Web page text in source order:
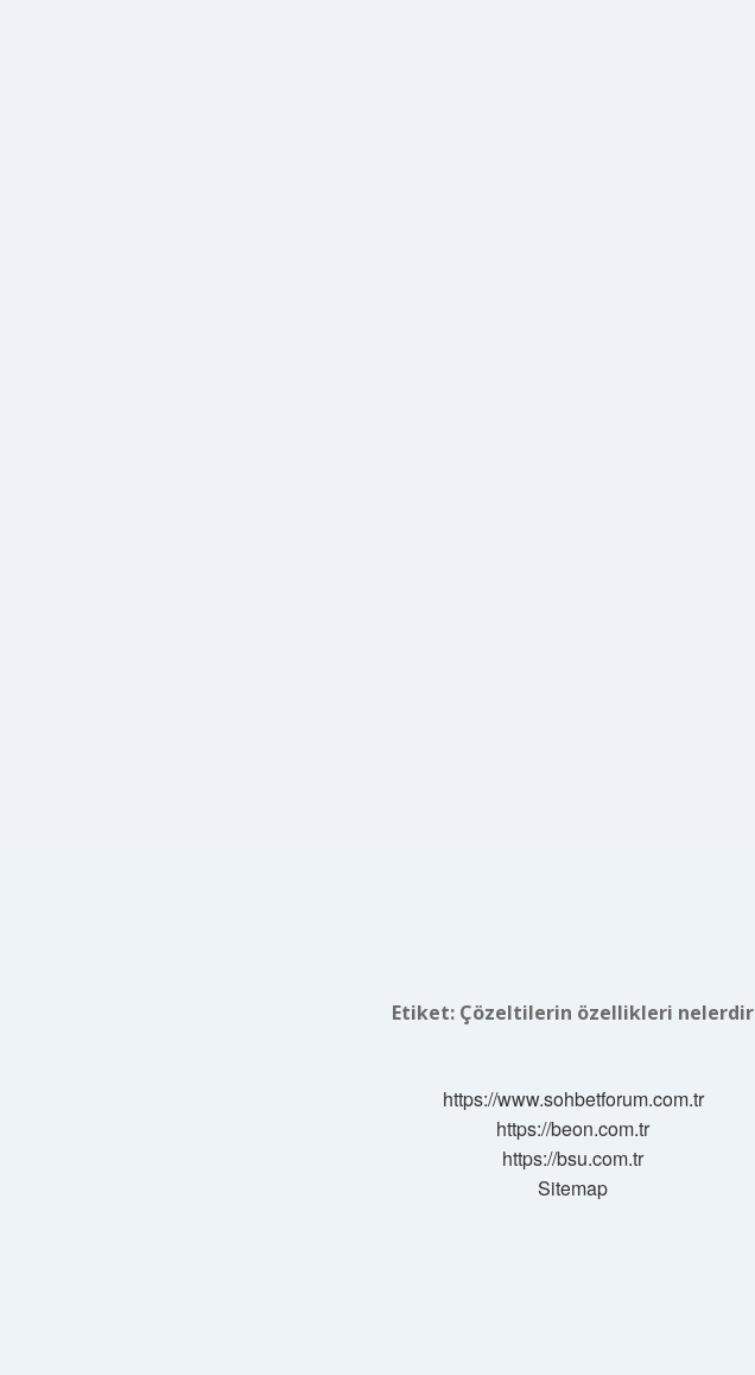
Etiket: Çözeltilerin özellikleri nelerdir
https://www.sohbetforum.com.tr
https://beon.com.tr
https://bsu.com.tr
Sitemap